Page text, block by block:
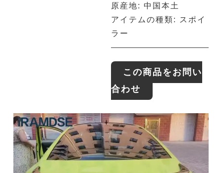
原産地: 中国本土
アイテムの種類: スポイ
ラー
この商品をお問い
合わせ